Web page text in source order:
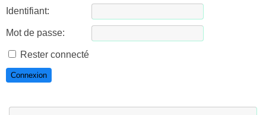
Identifiant:
Mot de passe:
Rester connecté
Connexion